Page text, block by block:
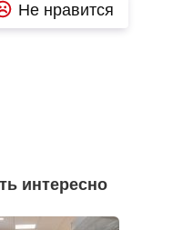
Не нравится
интересно